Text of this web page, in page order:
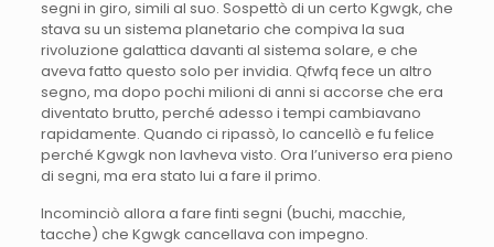
segni in giro, simili al suo. Sospettò di un certo Kgwgk, che
stava su un sistema planetario che compiva la sua
rivoluzione galattica davanti al sistema solare, e che
aveva fatto questo solo per invidia. Qfwfq fece un altro
segno, ma dopo pochi milioni di anni si accorse che era
diventato brutto, perché adesso i tempi cambiavano
rapidamente. Quando ci ripassò, lo cancellò e fu felice
perché Kgwgk non lavheva visto. Ora l’universo era pieno
di segni, ma era stato lui a fare il primo.
Incominciò allora a fare finti segni (buchi, macchie,
tacche) che Kgwgk cancellava con impegno.